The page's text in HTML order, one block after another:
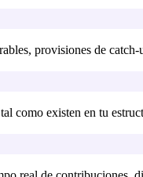
provisiones de
como existen en tu